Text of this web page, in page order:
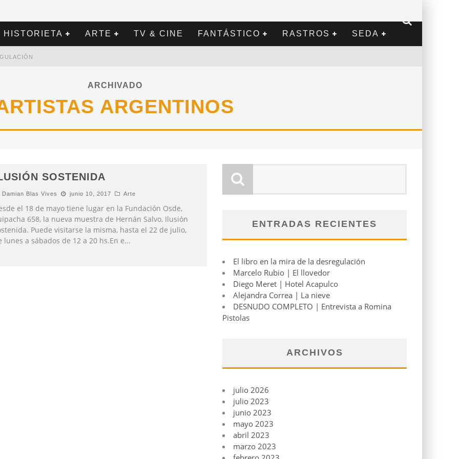
HISTORIETA ARTE TV & CINE FANTÁSTICO RASTROS SEDA
ARCHIVADO
ARGENTINOS
SOSTENIDA
Damian Blas Vives junio 10, 2017 Arte
el 18 de mayo tiene lugar en la Fundación Osde,
658, la nueva muestra de Hernán Salvo, Ilusión
Puede visitarse la misma, hasta el 22 de julio,
lunes a sábados de 12 a 20 hs.En e...
ENTRADAS RECIENTES
El libro en la mira de la desregulación
Marcelo Rubio | El llovedor
Diego Meret | Hotel Acapulco
Alejandra Correa | La nieve
DESNUDO COMPLETO | Entrevista a Romina
Pistolas
ARCHIVOS
julio 2026
julio 2023
junio 2023
mayo 2023
abril 2023
marzo 2023